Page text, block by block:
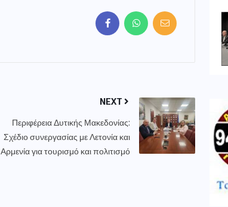
NEXT
Περιφέρεια Δυτικής Μακεδονίας:
Σχέδιο συνεργασίας με Λετονία και
Αρμενία για τουρισμό και πολιτισμό